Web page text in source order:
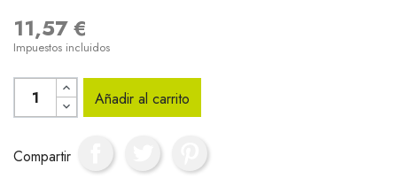
11,57 €
Impuestos incluidos
Añadir al carrito
Compartir